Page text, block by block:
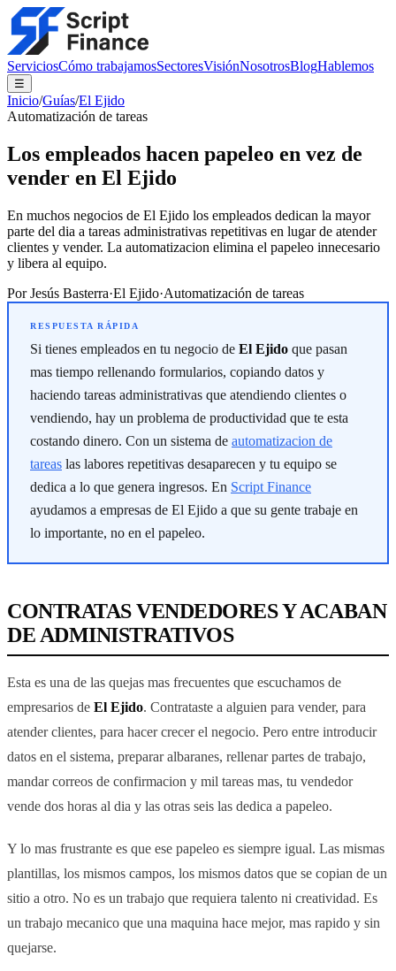
ServiciosCómo trabajamosSectoresVisiónNosotrosBlogHablemos
☰
Inicio/Guías/El Ejido
Automatización de tareas
Los empleados hacen papeleo en vez de
vender en El Ejido
En muchos negocios de El Ejido los empleados dedican la mayor
parte del dia a tareas administrativas repetitivas en lugar de atender
clientes y vender. La automatizacion elimina el papeleo innecesario
y libera al equipo.
PorJesús Basterra·El Ejido·Automatización de tareas
Si tienes empleados en tu negocio de El Ejido que pasan
mas tiempo rellenando formularios, copiando datos y
haciendo tareas administrativas que atendiendo clientes o
vendiendo, hay un problema de productividad que te esta
costando dinero. Con un sistema de automatizacion de
tareas las labores repetitivas desaparecen y tu equipo se
dedica a lo que genera ingresos. En Script Finance
ayudamos a empresas de El Ejido a que su gente trabaje en
lo importante, no en el papeleo.
CONTRATAS VENDEDORES Y ACABAN
DE ADMINISTRATIVOS
Esta es una de las quejas mas frecuentes que escuchamos de
empresarios de El Ejido. Contrataste a alguien para vender, para
atender clientes, para hacer crecer el negocio. Pero entre introducir
datos en el sistema, preparar albaranes, rellenar partes de trabajo,
mandar correos de confirmacion y mil tareas mas, tu vendedor
vende dos horas al dia y las otras seis las dedica a papeleo.
Y lo mas frustrante es que ese papeleo es siempre igual. Las mismas
plantillas, los mismos campos, los mismos datos que se copian de un
sitio a otro. No es un trabajo que requiera talento ni creatividad. Es
un trabajo mecanico que una maquina hace mejor, mas rapido y sin
quejarse.